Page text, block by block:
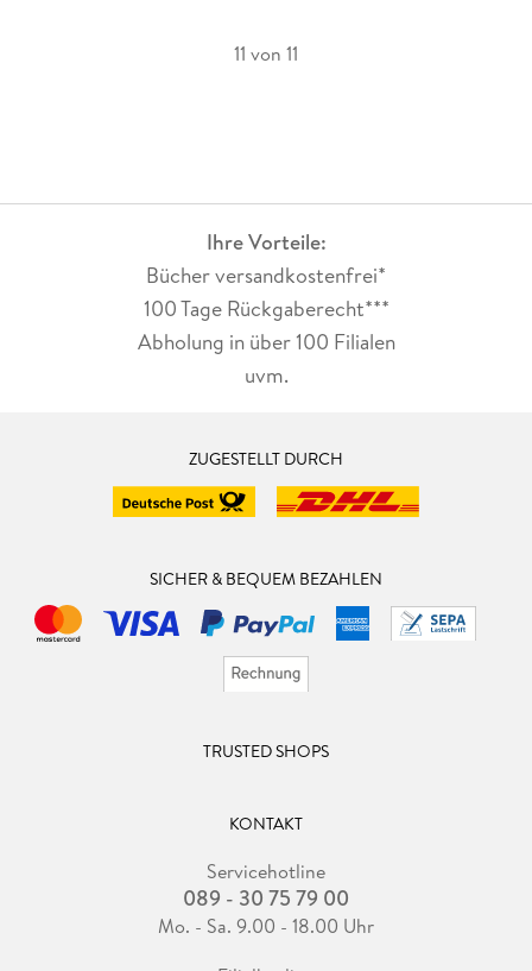
11 von 11
Ihre Vorteile:
Bücher versandkostenfrei*
100 Tage Rückgaberecht***
Abholung in über 100 Filialen
uvm.
ZUGESTELLT DURCH
SICHER & BEQUEM BEZAHLEN
TRUSTED SHOPS
KONTAKT
Servicehotline
089 - 30 75 79 00
Mo. - Sa. 9.00 - 18.00 Uhr